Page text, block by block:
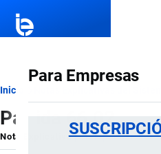
Para Empresas
Ruta
de
navegación
Inicio
Partida 66.02
Nota ExplicativaporImportaciones